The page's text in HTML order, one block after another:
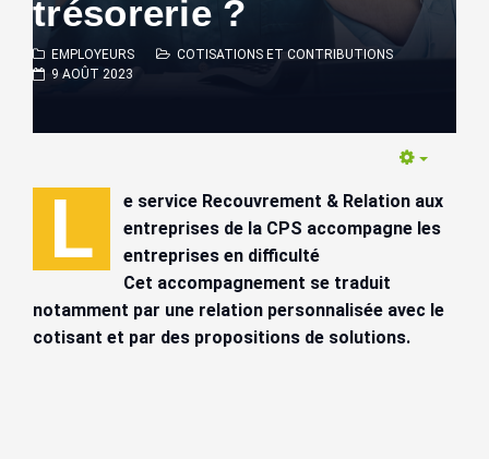
trésorerie ?
EMPLOYEURS
COTISATIONS ET CONTRIBUTIONS
9 AOÛT 2023
L
e service Recouvrement & Relation aux
entreprises de la CPS accompagne les
entreprises en difficulté
Cet accompagnement se traduit
notamment par une relation personnalisée avec le
cotisant et par des propositions de solutions.